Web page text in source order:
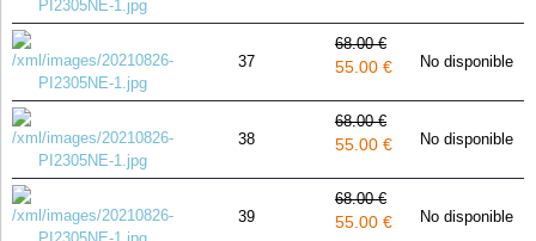
37
68.00 €
55.00 € No disponible
38
68.00 €
55.00 € No disponible
39
68.00 €
55.00 € No disponible